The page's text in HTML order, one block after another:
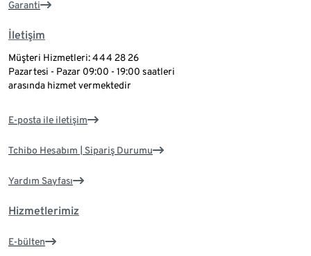
Garanti
İletişim
Müşteri Hizmetleri: 444 28 26
Pazartesi - Pazar 09:00 - 19:00 saatleri
arasında hizmet vermektedir
E-posta ile iletişim
Tchibo Hesabım | Sipariş Durumu
Yardım Sayfası
Hizmetlerimiz
E-bülten